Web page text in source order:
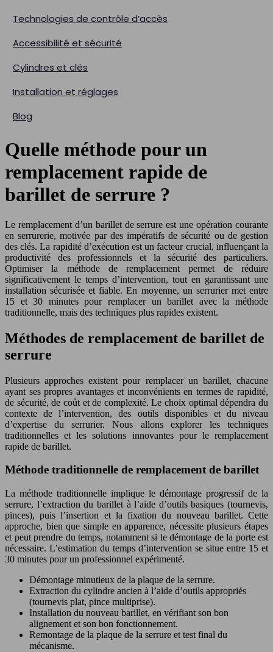
Technologies de contrôle d’accès
Accessibilité et sécurité
Cylindres et clés
Installation et réglages
Blog
Quelle méthode pour un
remplacement rapide de
barillet de serrure ?
Le remplacement d’un barillet de serrure est une opération courante
en serrurerie, motivée par des impératifs de sécurité ou de gestion
des clés. La rapidité d’exécution est un facteur crucial, influençant la
productivité des professionnels et la sécurité des particuliers.
Optimiser la méthode de remplacement permet de réduire
significativement le temps d’intervention, tout en garantissant une
installation sécurisée et fiable. En moyenne, un serrurier met entre
15 et 30 minutes pour remplacer un barillet avec la méthode
traditionnelle, mais des techniques plus rapides existent.
Méthodes de remplacement de barillet de
serrure
Plusieurs approches existent pour remplacer un barillet, chacune
ayant ses propres avantages et inconvénients en termes de rapidité,
de sécurité, de coût et de complexité. Le choix optimal dépendra du
contexte de l’intervention, des outils disponibles et du niveau
d’expertise du serrurier. Nous allons explorer les techniques
traditionnelles et les solutions innovantes pour le remplacement
rapide de barillet.
Méthode traditionnelle de remplacement de barillet
La méthode traditionnelle implique le démontage progressif de la
serrure, l’extraction du barillet à l’aide d’outils basiques (tournevis,
pinces), puis l’insertion et la fixation du nouveau barillet. Cette
approche, bien que simple en apparence, nécessite plusieurs étapes
et peut prendre du temps, notamment si le démontage de la porte est
nécessaire. L’estimation du temps d’intervention se situe entre 15 et
30 minutes pour un professionnel expérimenté.
Démontage minutieux de la plaque de la serrure.
Extraction du cylindre ancien à l’aide d’outils appropriés
(tournevis plat, pince multiprise).
Installation du nouveau barillet, en vérifiant son bon
alignement et son bon fonctionnement.
Remontage de la plaque de la serrure et test final du
mécanisme.